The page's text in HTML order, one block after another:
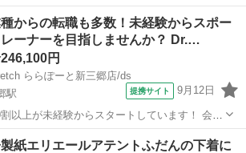
...
郷駅 その他 ブリッジ
からの転職も多数！未経験からスポー
ーナーを目指しませんか？ Dr.…
円
ららぽーと新三郷店/ds
駅
提携サイト 9月12日
社から転職してきた方も！ 「運動が好き」
したい」そんな方にはピッタリ！ 是非飛び込
郷駅
紙エリエールアテントふだんの下着に